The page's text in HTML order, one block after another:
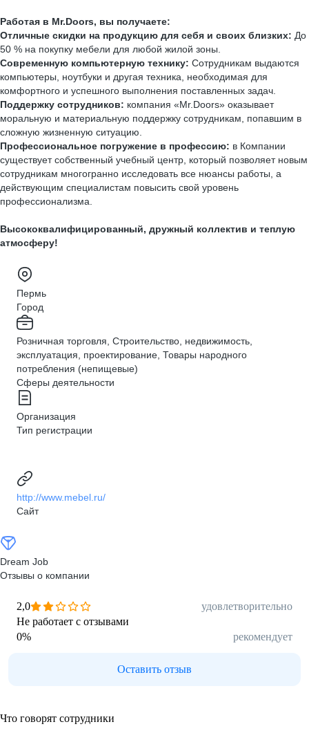
Работая в Mr.Doors, вы получаете:
Отличные скидки на продукцию для себя и своих близких: До
50 % на покупку мебели для любой жилой зоны.
Современную компьютерную технику: Сотрудникам выдаются
компьютеры, ноутбуки и другая техника, необходимая для
комфортного и успешного выполнения поставленных задач.
Поддержку сотрудников: компания «Mr.Doors» оказывает
моральную и материальную поддержку сотрудникам, попавшим в
сложную жизненную ситуацию.
Профессиональное погружение в профессию: в Компании
существует собственный учебный центр, который позволяет новым
сотрудникам многогранно исследовать все нюансы работы, а
действующим специалистам повысить свой уровень
профессионализма.
Высококвалифицированный, дружный коллектив и теплую
атмосферу!
Пермь
Город
Розничная торговля, Строительство, недвижимость,
эксплуатация, проектирование, Товары народного
потребления (непищевые)
Сферы деятельности
Организация
Тип регистрации
http://www.mebel.ru/
Сайт
Dream Job
Отзывы о компании
2,0
удовлетворительно
Не работает с отзывами
0% рекомендует
Оставить отзыв
Что говорят сотрудники